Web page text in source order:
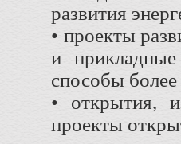
развития
• проекты
и
способы
• открытия,
проекты